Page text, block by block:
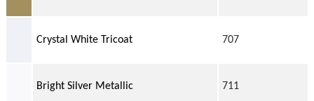
Crystal White Tricoat 707
Bright Silver Metallic 711